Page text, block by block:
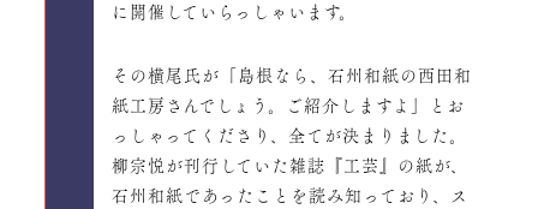
に開催していらっしゃいます。
その横尾氏が「島根なら、石州和紙の西田和
紙工房さんでしょう。ご紹介しますよ」とお
っしゃってくださり、全てが決まりました。
柳宗悦が刊行していた雑誌『工芸』の紙が、
石州和紙であったことを読み知っており、ス